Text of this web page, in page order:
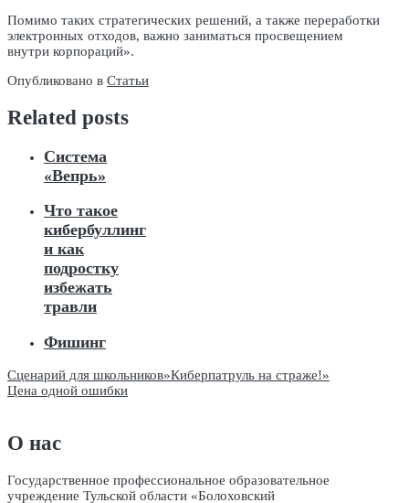
Помимо таких стратегических решений, а также переработки
электронных отходов, важно заниматься просвещением
внутри корпораций».
Опубликовано в Статьи
Related posts
Система
«Вепрь»
Что такое
кибербуллинг
и как
подростку
избежать
травли
Фишинг
Навигация
по
Сценарий для школьников»Киберпатруль на страже!»
Цена одной ошибки
О нас
Государственное профессиональное образовательное
учреждение Тульской области «Болоховский